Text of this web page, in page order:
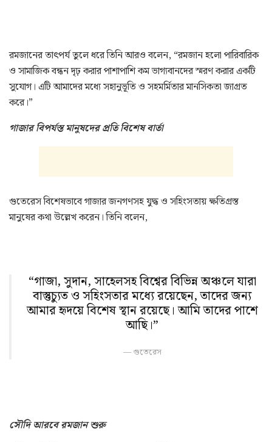
রমজানের তাৎপর্য তুলে ধরে তিনি আরও বলেন, “রমজান হলো পারিবারিক
ও সামাজিক বন্ধন দৃঢ় করার পাশাপাশি কম ভাগ্যবানদের স্মরণ করার একটি
সুযোগ। এটি আমাদের মধ্যে সহানুভূতি ও সহমর্মিতার মানসিকতা জাগ্রত
করে।”
গাজার বিপর্যস্ত মানুষদের প্রতি বিশেষ বার্তা
গুতেরেস বিশেষভাবে গাজার জনগণসহ যুদ্ধ ও সহিংসতায় ক্ষতিগ্রস্ত
মানুষের কথা উল্লেখ করেন। তিনি বলেন,
“গাজা, সুদান, সাহেলসহ বিশ্বের বিভিন্ন অঞ্চলে যারা
বাস্তুচ্যুত ও সহিংসতার মধ্যে রয়েছেন, তাদের জন্য
আমার হৃদয়ে বিশেষ স্থান রয়েছে। আমি তাদের পাশে
আছি।”
গুতেরেস
সৌদি আরবে রমজান শুরু